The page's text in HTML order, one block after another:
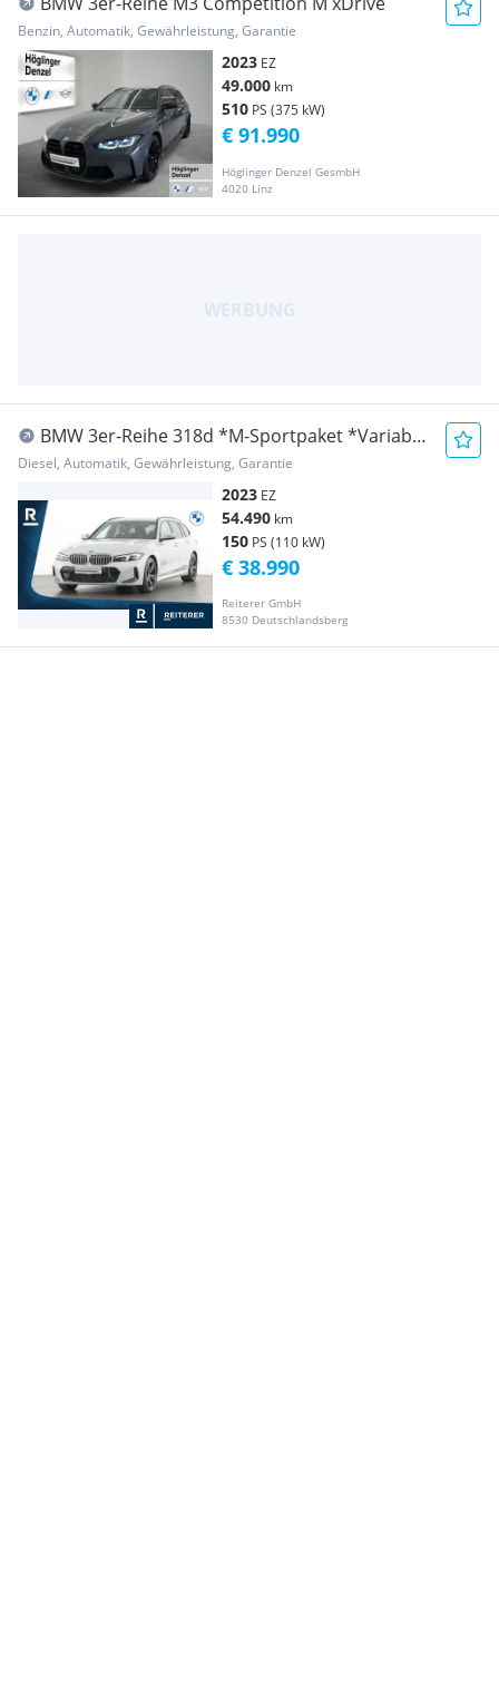
Benzin, Automatik, Gewährleistung, Garantie
2023 EZ
49.000 km
510 PS (375 kW)
Höglinger Denzel GesmbH
4020 Linz
€ 91.990
BMW 3er-Reihe 318d *M-Sportpaket *Variable
Sportlenkung *Spor...
Diesel, Automatik, Gewährleistung, Garantie
2023 EZ
54.490 km
150 PS (110 kW)
Reiterer GmbH
8530 Deutschlandsberg
€ 38.990